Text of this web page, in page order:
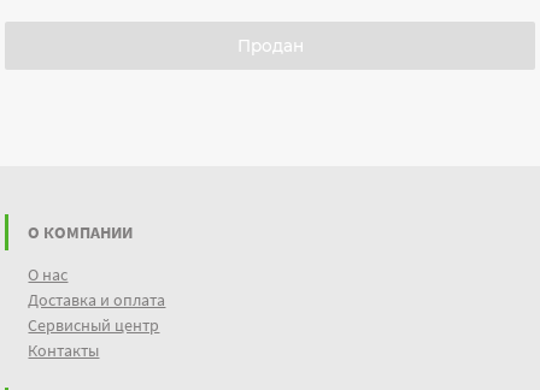
Продан
О КОМПАНИИ
О нас
Доставка и оплата
Сервисный центр
Контакты